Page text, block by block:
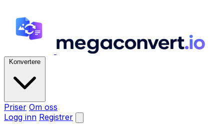
Konvertere
Priser Om oss
Logg inn Registrer